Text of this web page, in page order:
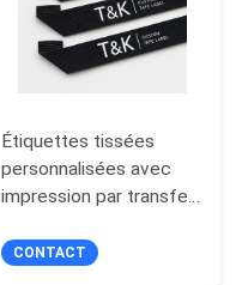
Étiquettes tissées
personnalisées avec
impression par transfert
vêtements, sacs,
CONTACT